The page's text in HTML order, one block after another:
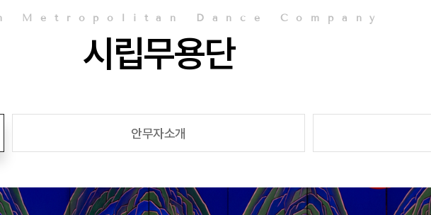
Metropolitan Dance Company
시립무용단
안무자소개